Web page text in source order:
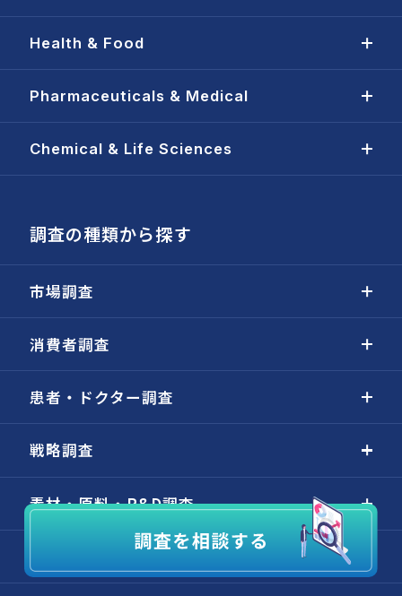
Health & Food
Pharmaceuticals & Medical
Chemical & Life Sciences
調査の種類から探す
市場調査
消費者調査
患者・ドクター調査
戦略調査
素材・原料・R&D調査
海外・グローバル調査